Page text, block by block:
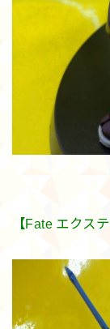
【Fate エクス